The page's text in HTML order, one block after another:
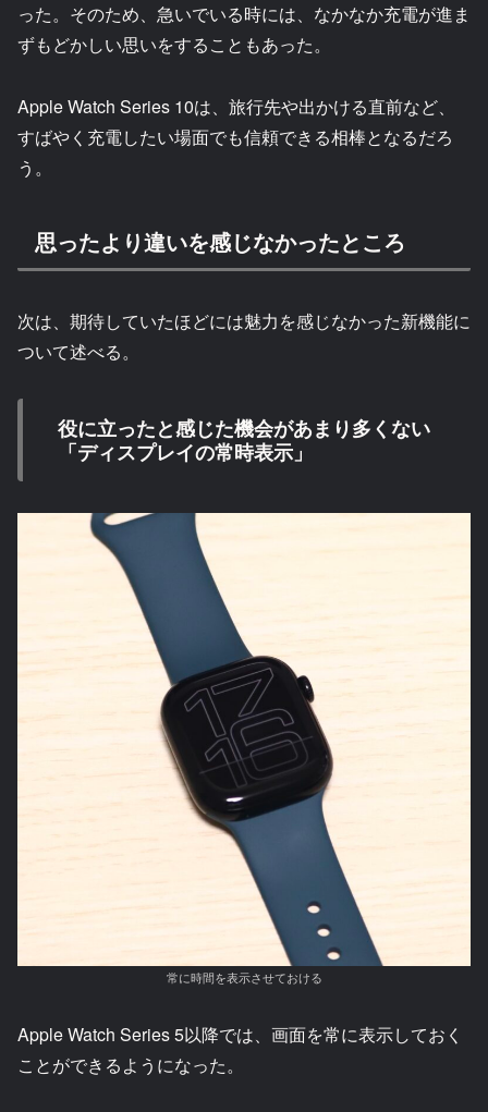
った。そのため、急いでいる時には、なかなか充電が進ま
ずもどかしい思いをすることもあった。
Apple Watch Series 10は、旅行先や出かける直前など、
すばやく充電したい場面でも信頼できる相棒となるだろ
う。
思ったより違いを感じなかったところ
次は、期待していたほどには魅力を感じなかった新機能に
ついて述べる。
役に立ったと感じた機会があまり多くない
「ディスプレイの常時表示」
常に時間を表示させておける
Apple Watch Series 5以降では、画面を常に表示しておく
ことができるようになった。